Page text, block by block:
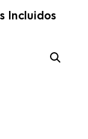
Incluidos